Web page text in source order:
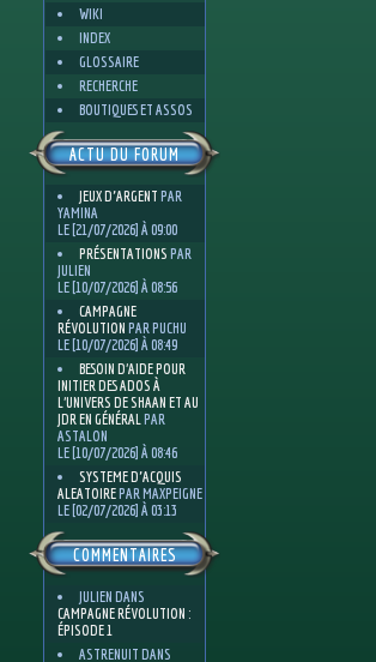
WIKI
INDEX
GLOSSAIRE
RECHERCHE
BOUTIQUES ET ASSOS
ACTU DU FORUM
JEUX D'ARGENT PAR
YAMINA
LE [21/07/2026] À 09:00
PRÉSENTATIONS PAR
JULIEN
LE [10/07/2026] À 08:56
CAMPAGNE
RÉVOLUTION PAR PUCHU
LE [10/07/2026] À 08:49
BESOIN D’AIDE POUR
INITIER DES ADOS À
L’UNIVERS DE SHAAN ET AU
JDR EN GÉNÉRALPAR
ASTALON
LE [10/07/2026] À 08:46
SYSTEME D'ACQUIS
ALEATOIREPAR MAXPEIGNE
LE [02/07/2026] À 03:13
COMMENTAIRES
JULIEN DANS
CAMPAGNE RÉVOLUTION :
ÉPISODE 1
ASTRENUIT DANS